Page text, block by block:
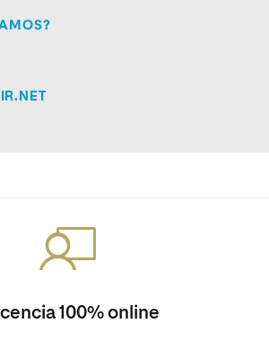
100% online